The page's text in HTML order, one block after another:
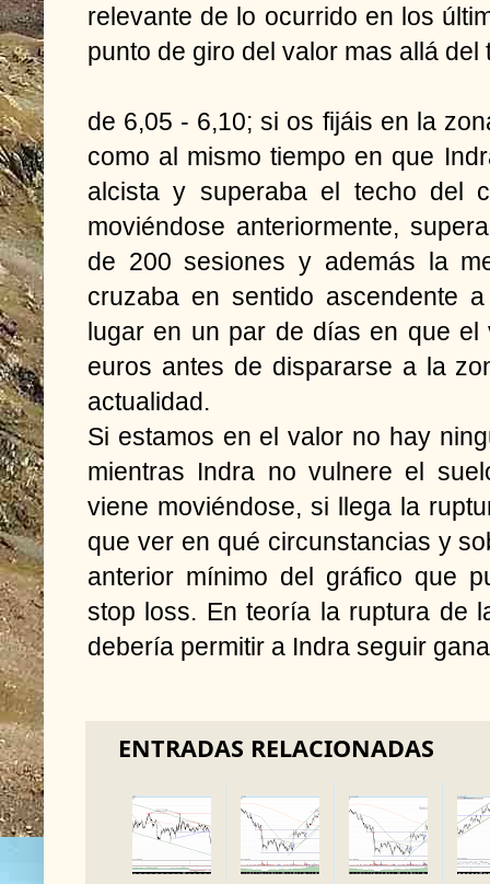
relevante de lo ocurrido en los
punto de giro del valor mas allá
de 6,05 - 6,10; si os fijáis en la
como al mismo tiempo en que
alcista y superaba el techo del
moviéndose anteriormente,
de 200 sesiones y además la
cruzaba en sentido ascendente
lugar en un par de días en que
euros antes de dispararse a la
actualidad.
Si estamos en el valor no hay
mientras Indra no vulnere el
viene moviéndose, si llega la
que ver en qué circunstancias y
anterior mínimo del gráfico que
stop loss. En teoría la ruptura de
debería permitir a Indra seguir
ENTRADAS RELACIONADAS